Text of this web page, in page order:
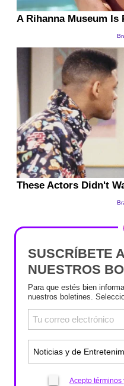
SUSCRÍBETE
NUESTROS
Para que estés bien
nuestros boletines.
Acepto